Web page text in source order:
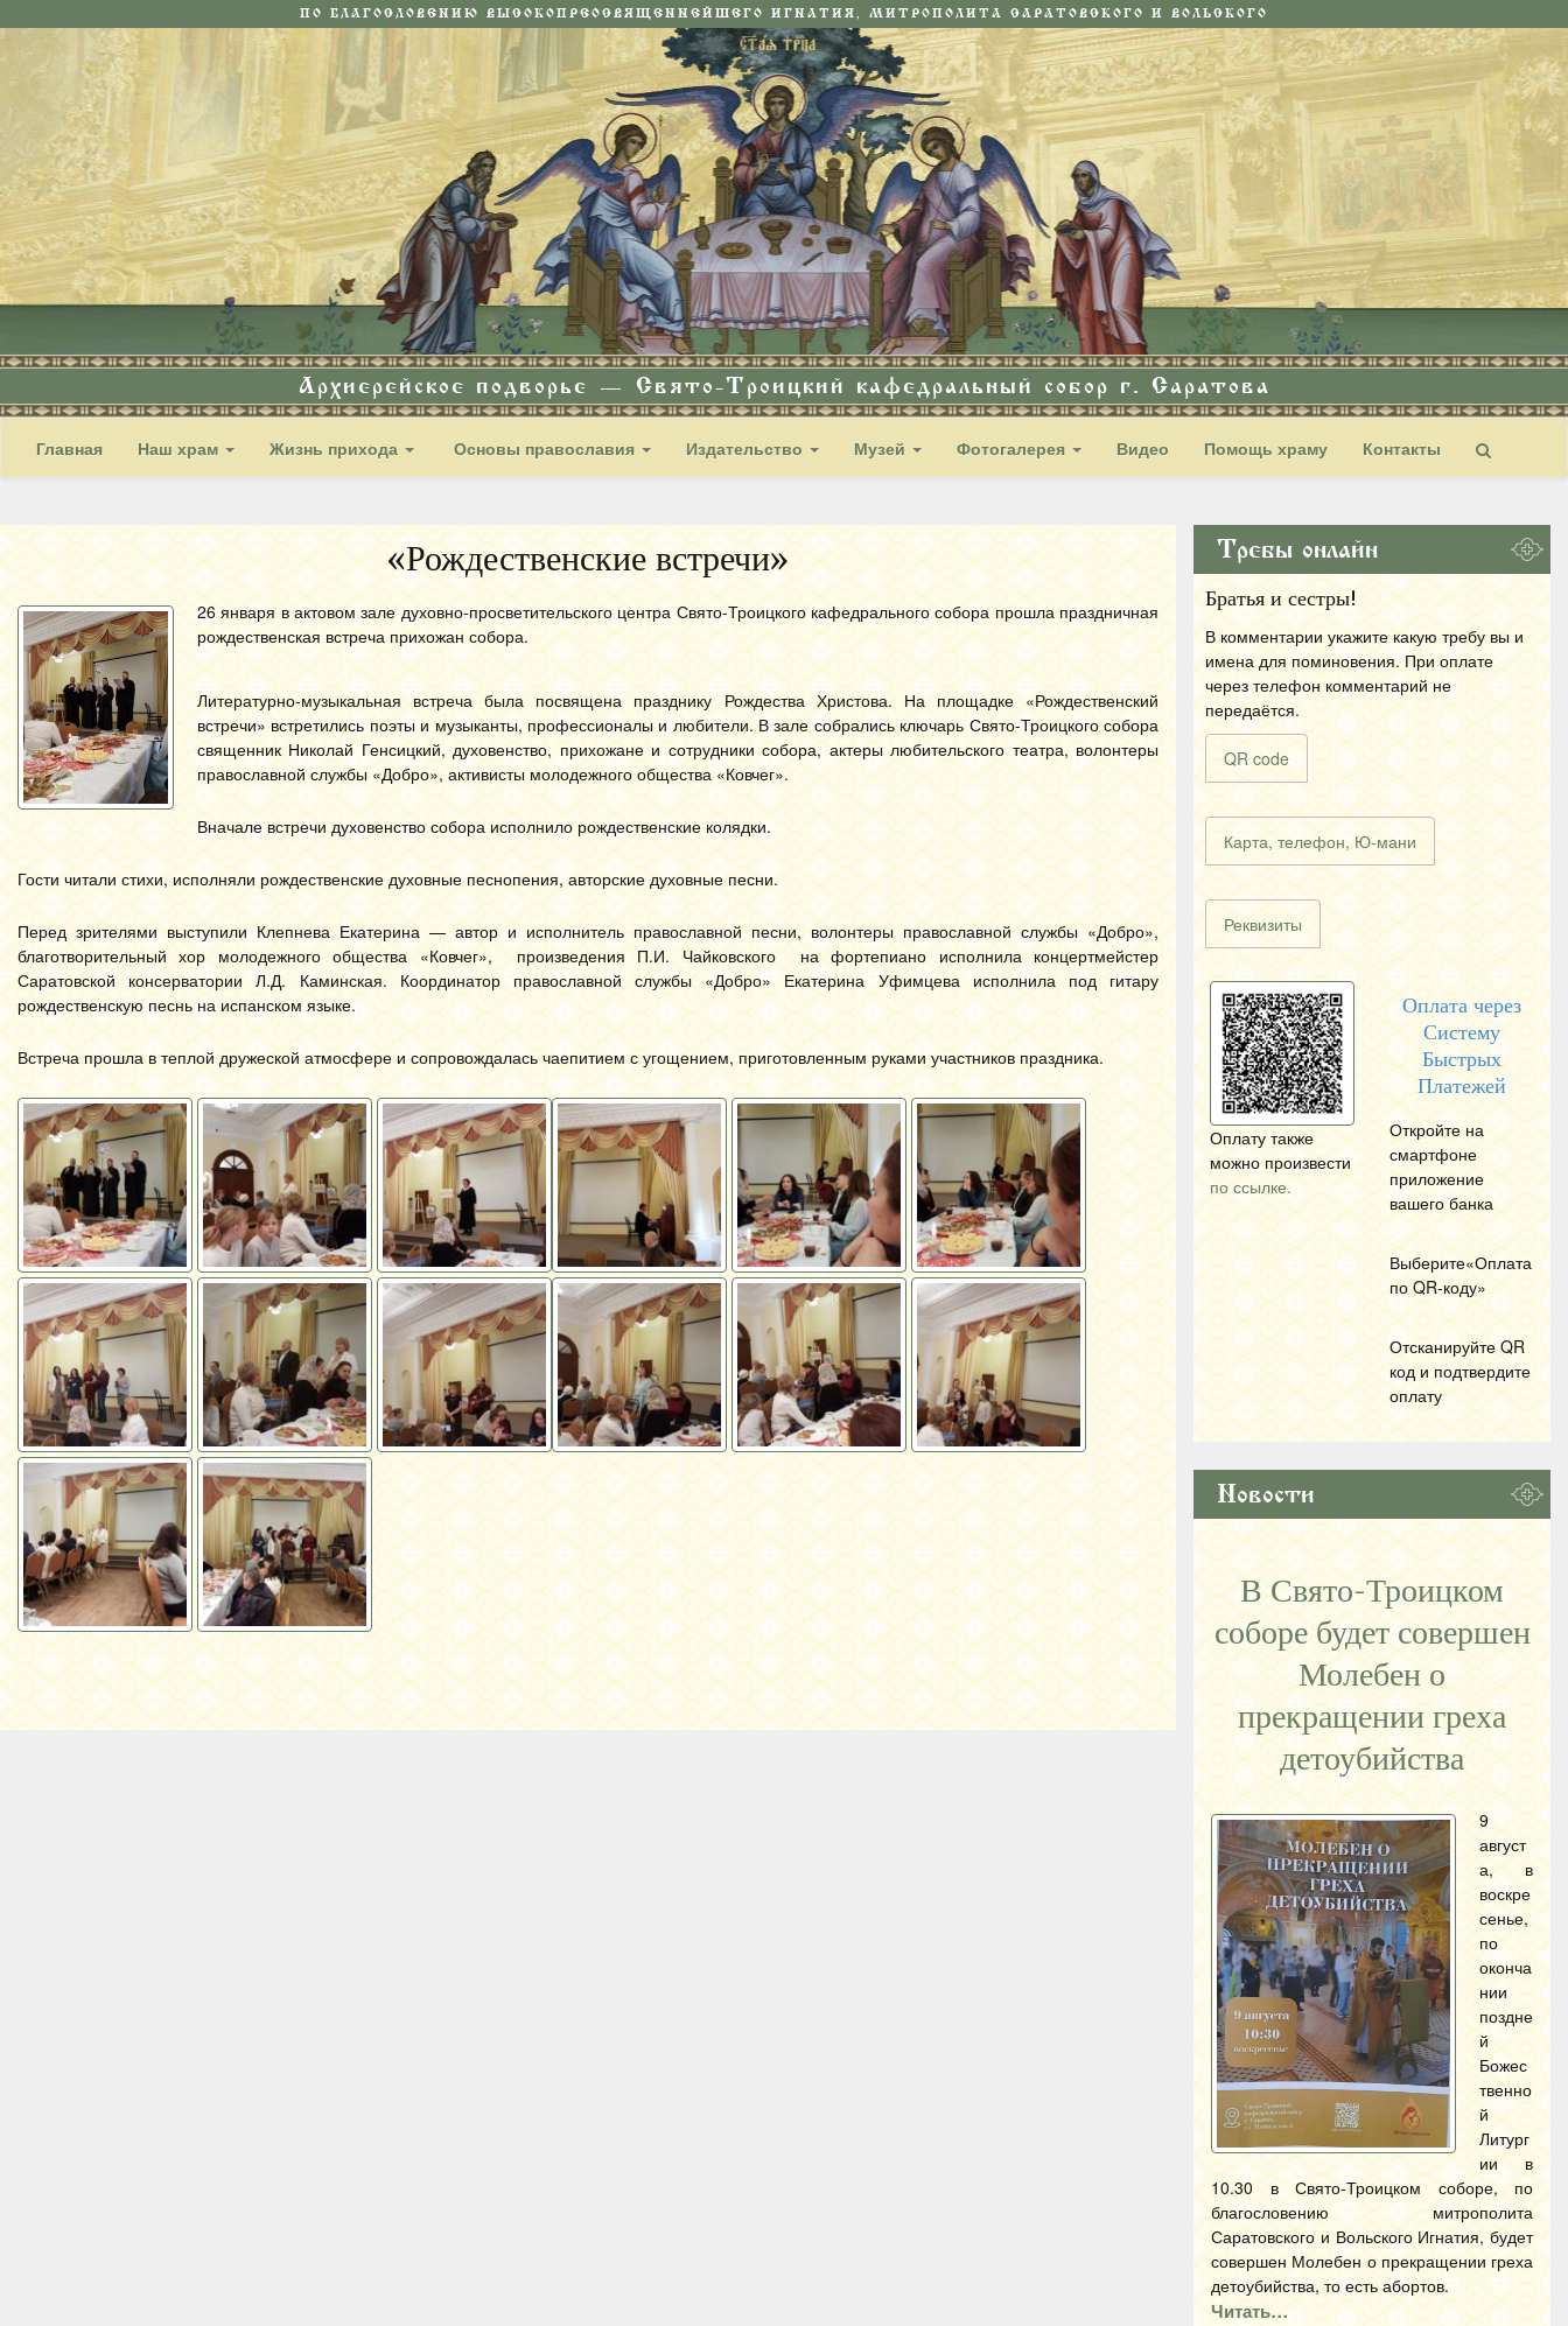
ПО БЛАГОСЛОВЕНИЮ ВЫСОКОПРЕОСВЯЩЕННЕЙШЕГО ИГНАТИЯ, МИТРОПОЛИТА САРАТОВСКОГО И ВОЛЬСКОГО
Архиерейское подворье — Свято-Троицкий кафедральный собор г. Саратова
Главная Наш храм Жизнь прихода Основы православия Издательство Музей Фотогалерея Видео Помощь храму Контакты
«Рождественские встречи»
26 января в актовом зале духовно-просветительского центра Свято-Троицкого кафедрального собора прошла праздничная
рождественская встреча прихожан собора.
Литературно-музыкальная встреча была посвящена празднику Рождества Христова. На площадке «Рождественский
встречи» встретились поэты и музыканты, профессионалы и любители. В зале собрались ключарь Свято-Троицкого собора
священник Николай Генсицкий, духовенство, прихожане и сотрудники собора, актеры любительского театра, волонтеры
православной службы «Добро», активисты молодежного общества «Ковчег».
Вначале встречи духовенство собора исполнило рождественские колядки.
Гости читали стихи, исполняли рождественские духовные песнопения, авторские духовные песни.
Перед зрителями выступили Клепнева Екатерина — автор и исполнитель православной песни, волонтеры православной службы «Добро»,
благотворительный хор молодежного общества «Ковчег», произведения П.И. Чайковского на фортепиано исполнила концертмейстер
Саратовской консерватории Л.Д. Каминская. Координатор православной службы «Добро» Екатерина Уфимцева исполнила под гитару
рождественскую песнь на испанском языке.
Встреча прошлав теплой дружеской атмосфере и сопровождалась чаепитием с угощением, приготовленным руками участников праздника.
Требы онлайн
Братья и сестры!
В комментарии укажите какую требу вы и
имена для поминовения. При оплате
через телефон комментарий не
передаётся.
QR code
Карта, телефон, Ю-мани
Реквизиты
Оплату также
можно произвести
по ссылке.
Оплата через
Систему
Быстрых
Платежей
Откройте на
смартфоне
приложение
вашего банка
Выберите«Оплата
по QR-коду»
Отсканируйте QR
код и подтвердите
оплату
Новости
В Свято-Троицком
соборе будет совершен
Молебен о
прекращении греха
детоубийства
9
август
а, в
воскре
сенье,
по
оконча
нии
поздне
й
Божес
твенно
й
Литург
ии в
10.30 в Свято-Троицком соборе, по
благословению митрополита
Саратовского и Вольского Игнатия, будет
совершен Молебен о прекращении греха
детоубийства, то есть абортов.
Читать…